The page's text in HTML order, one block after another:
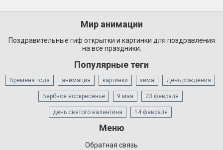
Мир анимации
Поздравительные гиф открытки и картинки для поздравления
на все праздники.
Популярные теги
Времена года анимация картинки зима День рождения
Вербное воскресенье 9 мая 23 февраля
день святого валентина 14 февраля
Меню
Обратная связь